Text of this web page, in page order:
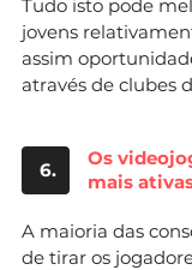
Tudo isto pode
jovens
assim
através de clubes
6.
Os
mais
A maioria das
de tirar os